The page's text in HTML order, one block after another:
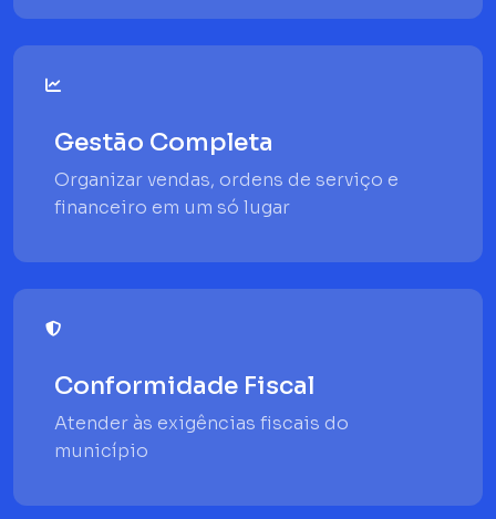
Gestão Completa
Organizar vendas, ordens de serviço e
financeiro em um só lugar
Conformidade Fiscal
Atender às exigências fiscais do
município